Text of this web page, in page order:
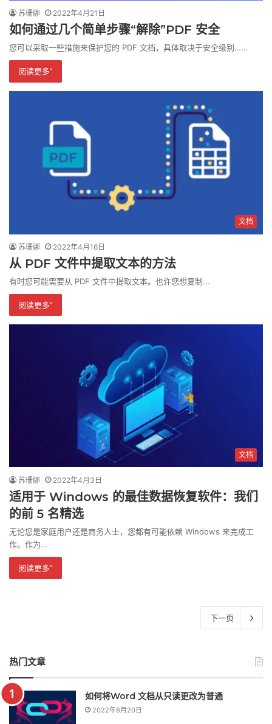
苏珊娜 2022年4月21日
如何通过几个简单步骤“解除”PDF 安全
您可以采取一些措施来保护您的 PDF 文档，具体取决于安全级别……
阅读更多”
文档
苏珊娜 2022年4月16日
从 PDF 文件中提取文本的方法
有时您可能需要从 PDF 文件中提取文本。也许您想复制...
阅读更多”
文档
苏珊娜 2022年4月3日
适用于 Windows 的最佳数据恢复软件：我们
的前 5 名精选
无论您是家庭用户还是商务人士，您都有可能依赖 Windows 来完成工
作。作为…
阅读更多”
下一页
热门文章
如何将Word 文档从只读更改为普通
2022年8月20日